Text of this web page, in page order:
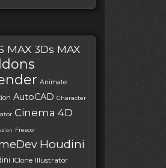
MAX 3Ds MAX
Animate
AutoCAD Character
Cinema 4D
Fresco
Houdini
IClone Illustrator